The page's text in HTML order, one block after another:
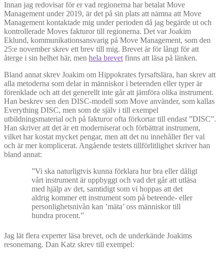
Innan jag redovisar för er vad regionerna har betalat Move
Management under 2019, är det på sin plats att nämna att Move
Management kontaktade mig under perioden då jag begärde ut och
kontrollerade Moves fakturor till regionerna. Det var Joakim
Eklund, kommunikationsansvarig på Move Management, som den
25:e november skrev ett brev till mig. Brevet är för långt för att
återge i sin helhet här, men hela brevet finns att läsa på länken.
Bland annat skrev Joakim om Hippokrates fyrsaftslära, han skrev att
alla metoderna som delar in människor i beteenden eller typer är
förenklade och att det generellt inte går att jämföra olika instrument.
Han beskrev sen den DISC-modell som Move använder, som kallas
Everything DISC, men som de själv i till exempel
utbildningsmaterial och på fakturor ofta förkortar till endast ”DISC”.
Han skriver att det är ett moderniserat och förbättrat instrument,
vilket har kostat mycket pengar, men att det nu innehåller fler val
och är mer komplicerat. Angående testets tillförlitlighet skriver han
bland annat:
”Vi ska naturligtvis kunna förklara hur bra eller dåligt
vårt instrument är uppbyggt och vad det går att utläsa
med hjälp av det, samtidigt som vi hoppas att det
aldrig kommer ett instrument som på beteende- eller
personlighetsnivån kan ’mäta’ oss människor till
hundra procent.”
Jag lät flera experter läsa brevet, och de underkände Joakims
resonemang. Dan Katz skrev till exempel: